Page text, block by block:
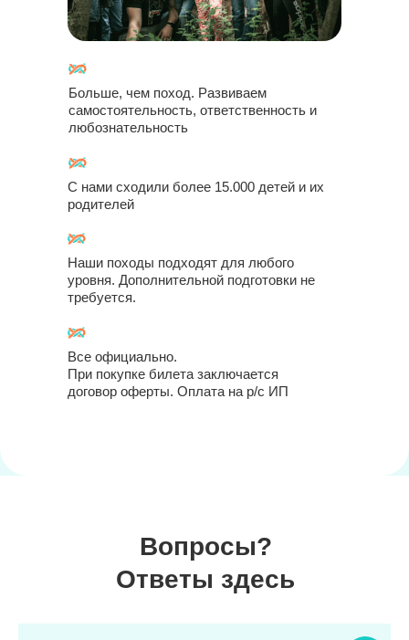
Больше, чем поход. Развиваем
самостоятельность, ответственность и
любознательность
С нами сходили более 15.000 детей и их
родителей
Все официально.
При покупке билета заключается
договор оферты. Оплата на р/с ИП
Наши походы подходят для любого
уровня. Дополнительной подготовки не
требуется.
Вопросы?
Ответы здесь